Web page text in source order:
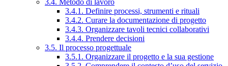
3.4. Metodo di lavoro
3.4.1. Definire processi, strumenti e rituali
3.4.2. Curare la documentazione di progetto
3.4.3. Organizzare tavoli tecnici collaborativi
3.4.4. Prendere decisioni
3.5. Il processo progettuale
3.5.1. Organizzare il progetto e la sua gestione